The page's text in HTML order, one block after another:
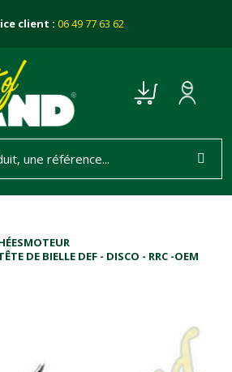
client : 06 49 77 63 62
MOTEUR
DE BIELLE DEF - DISCO - RRC -OEM